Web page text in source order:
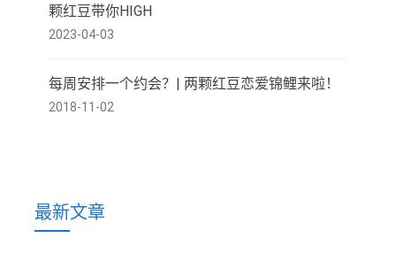
颗红豆带你HIGH
2023-04-03
每周安排一个约会？| 两颗红豆恋爱锦鲤来啦！
2018-11-02
最新文章